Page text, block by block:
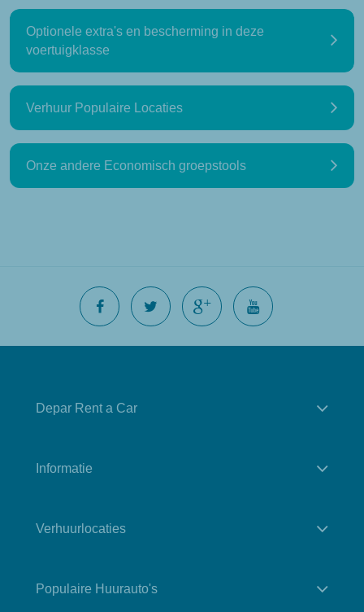
Optionele extra's en bescherming in deze
voertuigklasse
Verhuur Populaire Locaties
Onze andere Economisch groepstools
Depar Rent a Car
Informatie
Verhuurlocaties
Populaire Huurauto's